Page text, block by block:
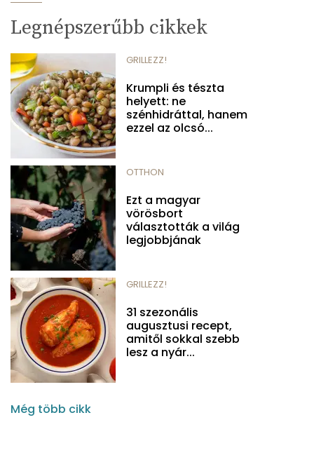
Legnépszerűbb cikkek
GRILLEZZ!
Krumpli és tészta
helyett: ne
szénhidráttal, hanem
ezzel az olcsó...
OTTHON
Ezt a magyar
vörösbort
választották a világ
legjobbjának
GRILLEZZ!
31 szezonális
augusztusi recept,
amitől sokkal szebb
lesz a nyár...
Még több cikk